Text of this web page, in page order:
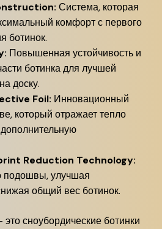
Система, которая
комфорт с первого
ботинок.
Повышенная устойчивость и
ботинка для лучшей
доску.
Foil: Инновационный
который отражает тепло
Reduction Technology:
подошвы, улучшая
общий вес ботинок.
это сноубордические ботинки